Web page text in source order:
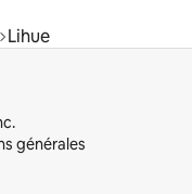
Lihue
générales